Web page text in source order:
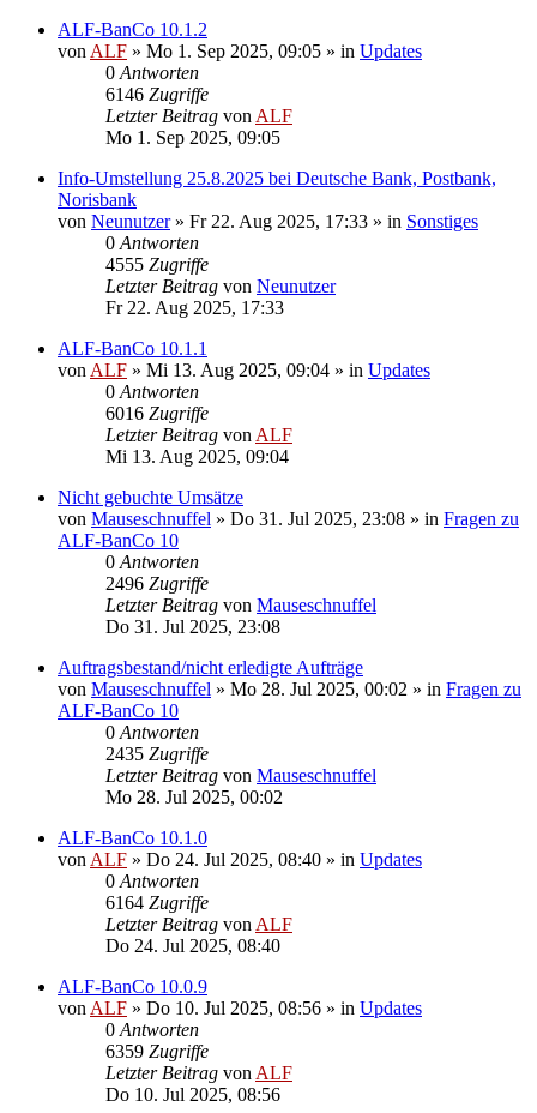
ALF-BanCo 10.1.2
von ALF » Mo 1. Sep 2025, 09:05 » in Updates
0 Antworten
6146 Zugriffe
Letzter Beitrag von ALF
Mo 1. Sep 2025, 09:05
Info-Umstellung 25.8.2025 bei Deutsche Bank, Postbank,
Norisbank
von Neunutzer» Fr 22. Aug 2025, 17:33 » in Sonstiges
0 Antworten
4555 Zugriffe
Letzter Beitrag von Neunutzer
Fr 22. Aug 2025, 17:33
ALF-BanCo 10.1.1
von ALF » Mi 13. Aug 2025, 09:04 » in Updates
0 Antworten
6016 Zugriffe
Letzter Beitrag von ALF
Mi 13. Aug 2025, 09:04
Nicht gebuchte Umsätze
von Mauseschnuffel » Do 31. Jul 2025, 23:08 » in Fragen zu
ALF-BanCo 10
0 Antworten
2496 Zugriffe
Letzter Beitrag von Mauseschnuffel
Do 31. Jul 2025, 23:08
Auftragsbestand/nicht erledigte Aufträge
von Mauseschnuffel » Mo 28. Jul 2025, 00:02 » in Fragen zu
ALF-BanCo 10
0 Antworten
2435 Zugriffe
Letzter Beitrag von Mauseschnuffel
Mo 28. Jul 2025, 00:02
ALF-BanCo 10.1.0
von ALF » Do 24. Jul 2025, 08:40 » in Updates
0 Antworten
6164 Zugriffe
Letzter Beitrag von ALF
Do 24. Jul 2025, 08:40
ALF-BanCo 10.0.9
von ALF » Do 10. Jul 2025, 08:56 » in Updates
0 Antworten
6359 Zugriffe
Letzter Beitrag von ALF
Do 10. Jul 2025, 08:56